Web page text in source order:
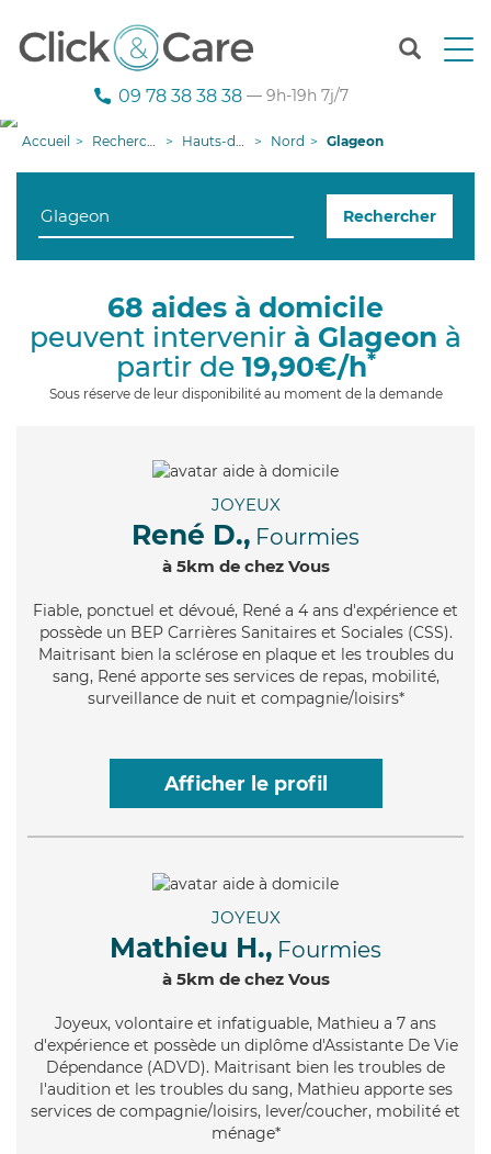
T
n
g
i
09 78 38 38 38 — 9h-19h 7j/7
Accueil Recherche aide à domicile Hauts-de-France Nord Glageon
Rechercher
68 aides à domicile
peuvent intervenir à Glageon à
partir de 19,90€/h*
Sous réserve de leur disponibilité au moment de la demande
JOYEUX
René D., Fourmies
à 5km de chez Vous
Fiable, ponctuel et dévoué, René a 4 ans d'expérience et
possède un BEP Carrières Sanitaires et Sociales (CSS).
Maitrisant bien la sclérose en plaque et les troubles du
sang, René apporte ses services de repas, mobilité,
surveillance de nuit et compagnie/loisirs*
Afficher le profil
JOYEUX
Mathieu H., Fourmies
à 5km de chez Vous
Joyeux, volontaire et infatiguable, Mathieu a 7 ans
d'expérience et possède un diplôme d'Assistante De Vie
Dépendance (ADVD). Maitrisant bien les troubles de
l'audition et les troubles du sang, Mathieu apporte ses
services de compagnie/loisirs, lever/coucher, mobilité et
ménage*